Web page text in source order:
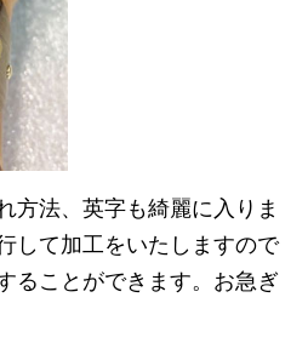
方法、英字も綺麗に入りま
して加工をいたしますので
ることができます。お急ぎ